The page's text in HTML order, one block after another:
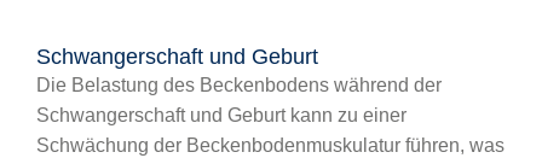
Schwangerschaft und Geburt
Die Belastung des Beckenbodens während der
Schwangerschaft und Geburt kann zu einer
Schwächung der Beckenbodenmuskulatur führen, was